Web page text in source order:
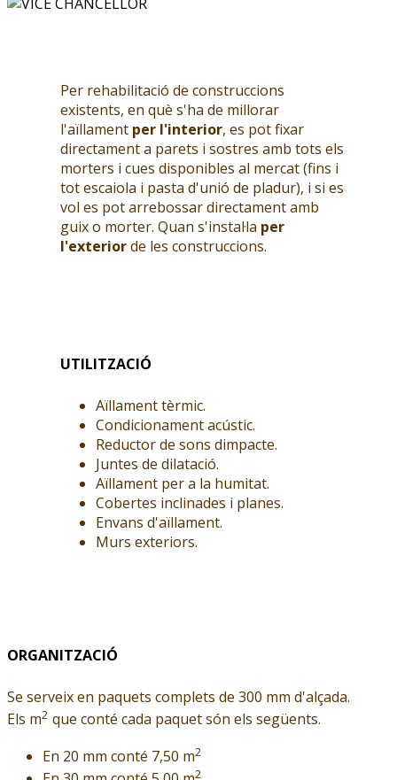
Per rehabilitació de construccions
existents, en què s'ha de millorar
l'aïllament per l'interior, es pot fixar
directament a parets i sostres amb tots els
morters i cues disponibles al mercat (fins i
tot escaiola i pasta d'unió de pladur), i si es
vol es pot arrebossar directament amb
guix o morter. Quan s'instal·la per
l'exteriorde les construccions.
UTILITZACIÓ
Aïllament tèrmic.
Condicionament acústic.
Reductor de sons dimpacte.
Juntes de dilatació.
Aïllament per a la humitat.
Cobertes inclinades i planes.
Envans d'aïllament.
Murs exteriors.
ORGANITZACIÓ
Se serveix en paquets complets de 300 mm d'alçada.
Els m2 que conté cada paquet són els següents.
En 20 mm conté 7,50 m2
2